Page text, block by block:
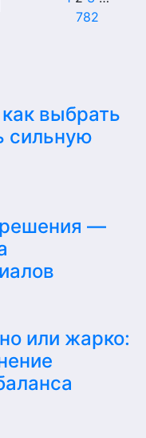
782
выбрать
сильную
решения —
или жарко: